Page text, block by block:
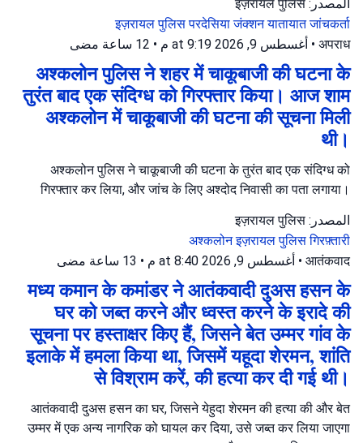
المصدر: इज़रायल पुलिस
इज़रायल पुलिसपरदेसिया जंक्शनयातायात जांचकर्ता
अपराध
• أغسطس 9, 2026 at 9:19 م • 12 ساعة مضى
अश्कलोन पुलिस ने शहर में चाकूबाजी की घटना के
तुरंत बाद एक संदिग्ध को गिरफ्तार किया। आज शाम
अश्कलोन में चाकूबाजी की घटना की सूचना मिली
थी।
अश्कलोन पुलिस ने चाकूबाजी की घटना के तुरंत बाद एक संदिग्ध को
गिरफ्तार कर लिया, और जांच के लिए अश्दोद निवासी का पता लगाया।
المصدر: इज़रायल पुलिस
अश्कलोनइज़रायल पुलिसगिरफ़्तारी
आतंकवाद
• أغسطس 9, 2026 at 8:40 م • 13 ساعة مضى
मध्य कमान के कमांडर ने आतंकवादी दुअस हसन के
घर को जब्त करने और ध्वस्त करने के इरादे की
सूचना पर हस्ताक्षर किए हैं, जिसने बेत उम्मर गांव के
इलाके में हमला किया था, जिसमें यहूदा शेरमन, शांति
से विश्राम करें, की हत्या कर दी गई थी।
आतंकवादी दुअस हसन का घर, जिसने येहुदा शेरमन की हत्या की और बेत
उम्मर में एक अन्य नागरिक को घायल कर दिया, उसे जब्त कर लिया जाएगा